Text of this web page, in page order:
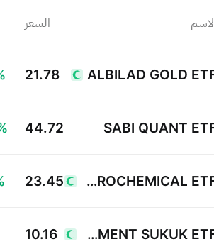
السعر
ALBILAD GOLD
21.78
SABI QUANT
44.72
YAQEEN PETROCHEMICAL ETF
23.45
ALINMA GOVERNMENT SUKUK ETF
10.16